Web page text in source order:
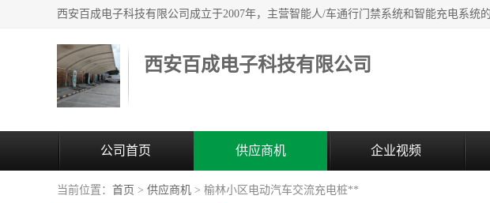
西安百成电子科技有限公司
公司首页 供应商机 企业视频
当前位置： 首页 > 供应商机 > 榆林小区电动汽车交流充电桩**